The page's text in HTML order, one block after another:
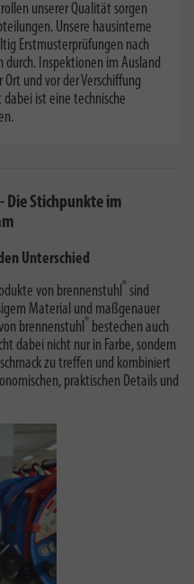
unserer Qualität sorgen
Unsere hausinterne
Erstmusterprüfungen nach
durch. Inspektionen im Ausland
und vor der Verschiffung
ist eine technische
Die Stichpunkte im
Unterschied
von brennenstuhl® sind
Material und maßgenauer
brennenstuhl® bestechen auch
dabei nicht nur in Farbe, sondern
zu treffen und kombiniert
praktischen Details und